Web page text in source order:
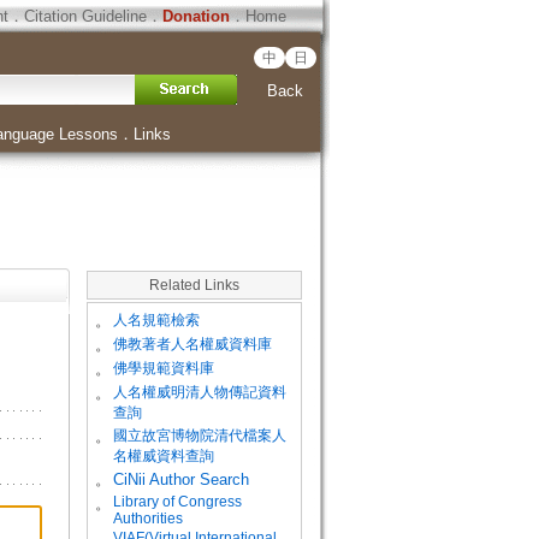
．Citation Guideline．Donation．Home
中 日
Back
Lessons ． Links
Related Links
。 人名規範檢索
。 佛教著者人名權威資料庫
。 佛學規範資料庫
。
人名權威明清人物傳記資料
查詢
。
國立故宮博物院清代檔案人
名權威資料查詢
。
CiNii Author Search
。
Library of Congress
Authorities